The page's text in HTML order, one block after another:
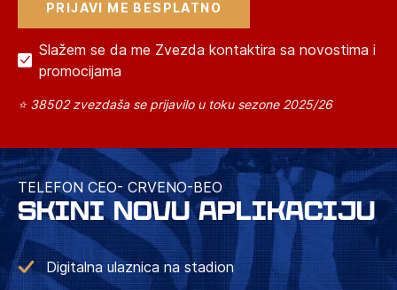
Slažem se da me Zvezda kontaktira sa novostima i
promocijama
⭐ 38502 zvezdaša se prijavilo u toku sezone 2025/26
TELEFON CEO- CRVENO-BEO
SKINI NOVU APLIKACIJU
Digitalna ulaznica na stadion